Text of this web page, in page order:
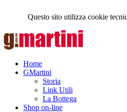
Questo sito utilizza cookie
Home
GMartini
Storia
Link Utili
La Bottega
Shop on-line